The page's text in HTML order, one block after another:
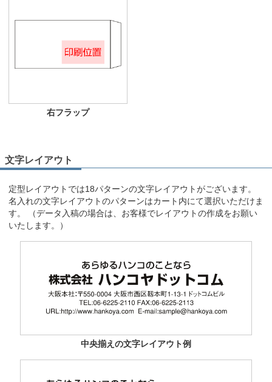
右フラップ
文字レイアウト
定型レイアウトでは18パターンの文字レイアウトがございます。
名入れの文字レイアウトのパターンはカート内にて選択いただけま
す。 （データ入稿の場合は、お客様でレイアウトの作成をお願い
いたします。）
中央揃えの文字レイアウト例